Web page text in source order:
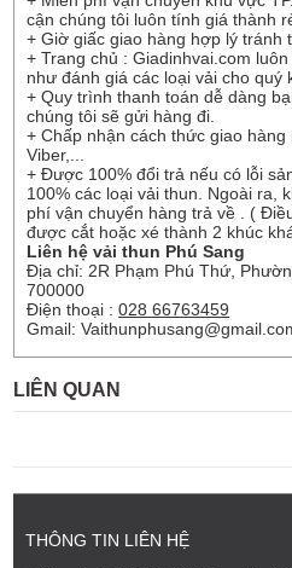
cận chúng tôi luôn tính giá thành
+ Giờ giấc giao hàng hợp lý tránh
+ Trang chủ : Giadinhvai.com
như đánh giá các loại vải cho quý
+ Quy trình thanh toán dễ dàng
chúng tôi sẽ gửi hàng đi.
+ Chấp nhận cách thức giao
Viber,...
+ Được 100% đổi trả nếu có lỗi
100% các loại vải thun. Ngoài ra,
phí vận chuyển hàng trả về . (
được cắt hoặc xé thành 2 khúc
Liên hệ vải thun Phú Sang
Địa chỉ: 2R Phạm Phú Thứ,
700000
Điện thoại :028 66763459
Gmail:
LIÊN QUAN
THÔNG TIN LIÊN HỆ